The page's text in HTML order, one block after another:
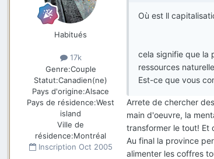
Habitués
17k
Genre:Couple
Statut:Canadien(ne)
Pays d'origine:Alsace
Pays de résidence:West
island
Ville de
résidence:Montréal
Inscription Oct 2005
Où est ll
cela signifie que la
ressources
Est-ce que vous
Arrete de chercher
main d'oeuvre, la
transformer le tout! Et
Au final la province
alimenter les coffres